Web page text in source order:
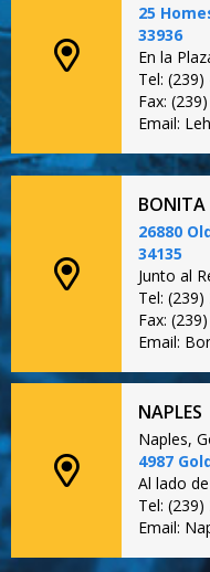
25
33936
En la
Tel:
Fax:
Email:
BONITA
26880
34135
Junto al
Tel:
Fax:
Email:
NAPLES
Naples,
4987
Al lado
Tel:
Email: